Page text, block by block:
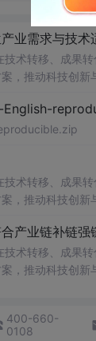
业需求与技
术转移、成果
，推动科技创新
English-
术转移、成果
，推动科技创新
产业链补链
术转移、成果
，推动科技创新
400-660-
0108